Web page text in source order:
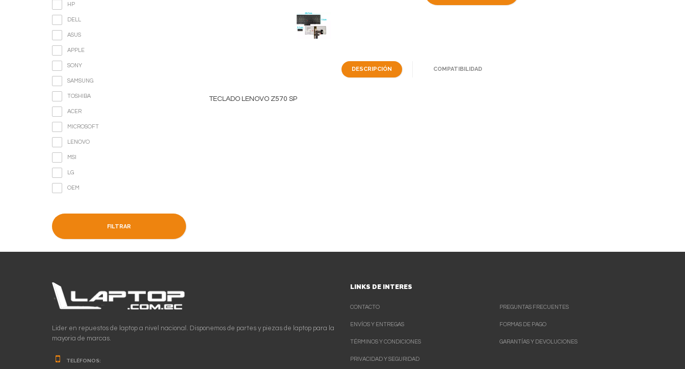
DESCRIPCIÓN COMPATIBILIDAD
TECLADO LENOVO Z570 SP
HP
DELL
ASUS
APPLE
SONY
SAMSUNG
TOSHIBA
ACER
MICROSOFT
LENOVO
MSI
LG
OEM
FILTRAR
Lider en repuestos de laptop a nivel nacional. Disponemos de partes y piezas de laptop para la
mayoria de marcas.
TELÉFONOS:
LINKS DE INTERES
CONTACTO
ENVÍOS Y ENTREGAS
TÉRMINOS Y CONDICIONES
PRIVACIDAD Y SEGURIDAD
PREGUNTAS FRECUENTES
FORMAS DE PAGO
GARANTÍAS Y DEVOLUCIONES